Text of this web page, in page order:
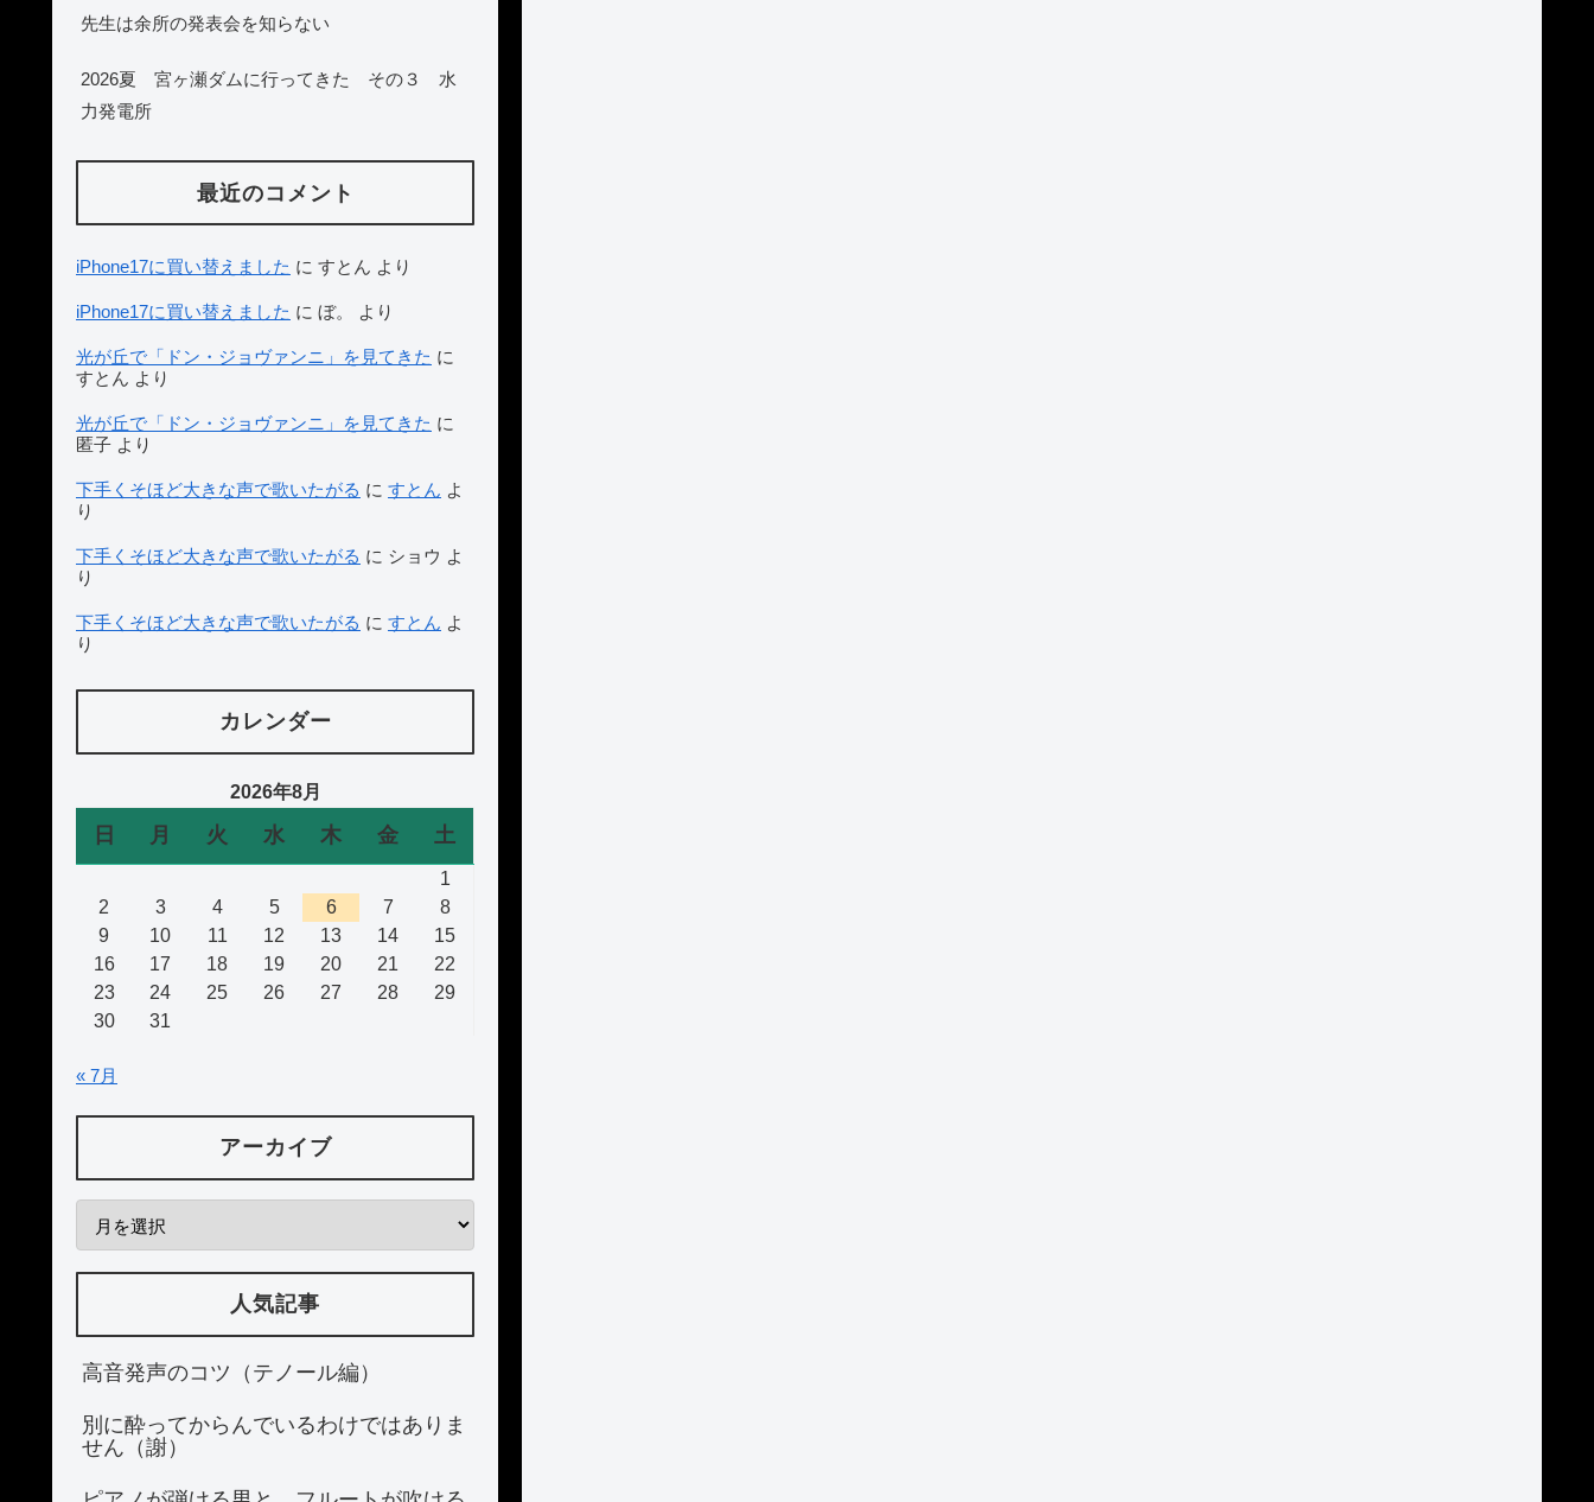
先生は余所の発表会を知らない
2026夏 宮ヶ瀬ダムに行ってきた その３ 水
力発電所
最近のコメント
iPhone17に買い替えました に すとん より
iPhone17に買い替えました に ぼ。 より
光が丘で「ドン・ジョヴァンニ」を見てきた に
すとん より
光が丘で「ドン・ジョヴァンニ」を見てきた に
匿子 より
下手くそほど大きな声で歌いたがる に すとん よ
り
下手くそほど大きな声で歌いたがる に ショウ よ
り
下手くそほど大きな声で歌いたがる に すとん よ
り
カレンダー
2026年8月
日 月 火 水 木 金 土
1
2
3 4 5 6 7
8
9
10 11 12 13 14
15
16
17 18 19 20 21
22
23
24 25 26 27 28
29
30
31
« 7月
アーカイブ
人気記事
高音発声のコツ（テノール編）
別に酔ってからんでいるわけではありま
せん（謝）